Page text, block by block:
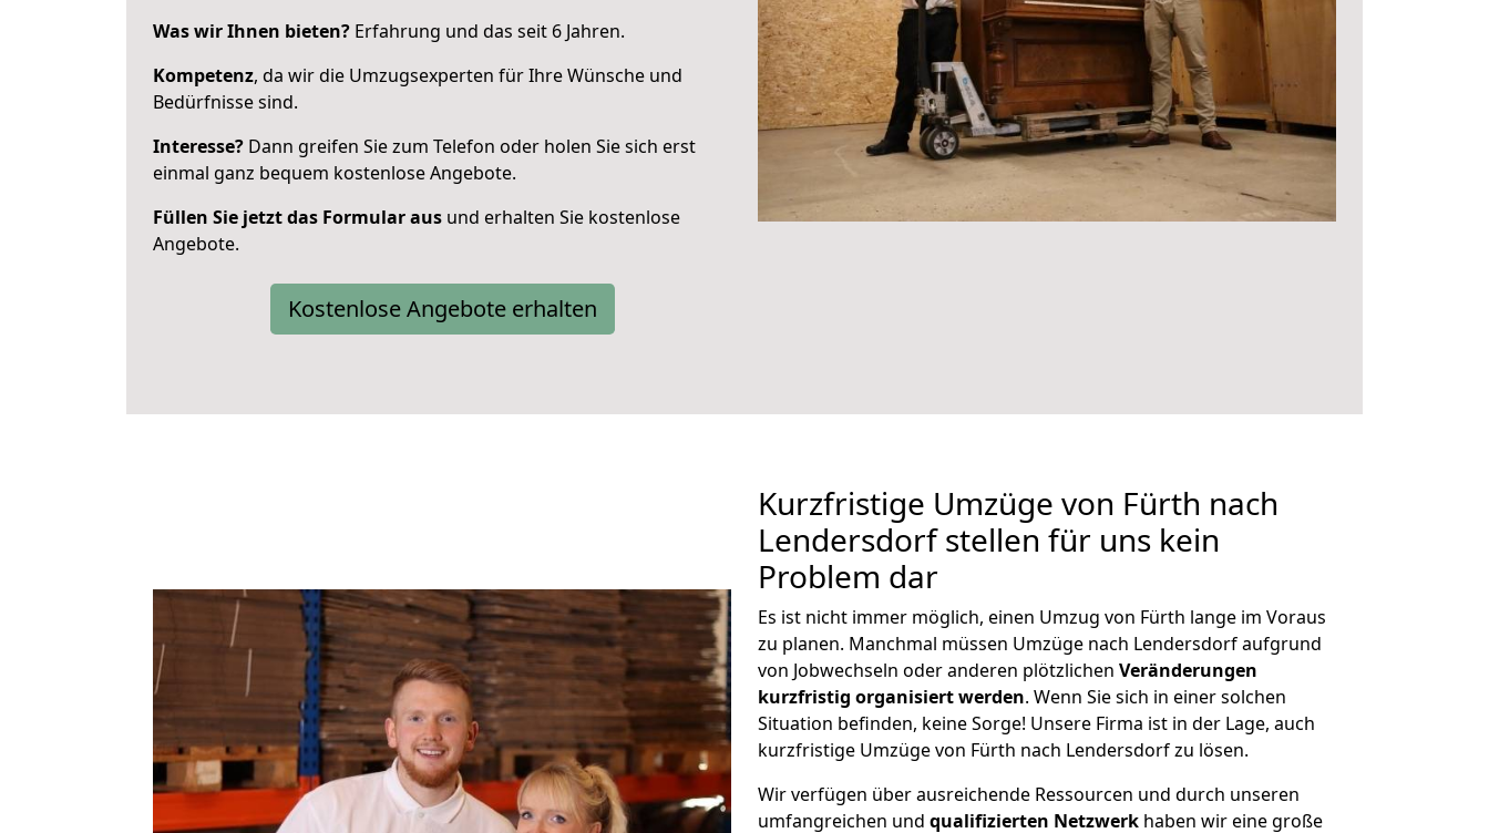
Was wir Ihnen bieten? Erfahrung und das seit 6 Jahren.
Kompetenz, da wir die Umzugsexperten für Ihre Wünsche und
Bedürfnisse sind.
Interesse? Dann greifen Sie zum Telefon oder holen Sie sich erst
einmal ganz bequem kostenlose Angebote.
Füllen Sie jetzt das Formular aus und erhalten Sie kostenlose
Angebote.
Kostenlose Angebote erhalten
Kurzfristige Umzüge von Fürth nach
Lendersdorf stellen für uns kein
Problem dar
Es ist nicht immer möglich, einen Umzug von Fürth lange im Voraus
zu planen. Manchmal müssen Umzüge nach Lendersdorf aufgrund
von Jobwechseln oder anderen plötzlichen Veränderungen
kurzfristig organisiert werden. Wenn Sie sich in einer solchen
Situation befinden, keine Sorge! Unsere Firma ist in der Lage, auch
kurzfristige Umzüge von Fürth nach Lendersdorf zu lösen.
Wir verfügen über ausreichende Ressourcen und durch unseren
umfangreichen und qualifizierten Netzwerk haben wir eine große